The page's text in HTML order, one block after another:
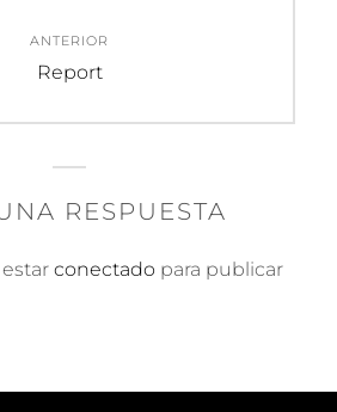
ANTERIOR
Entrada
Report
RESPUESTA
conectado para publicar